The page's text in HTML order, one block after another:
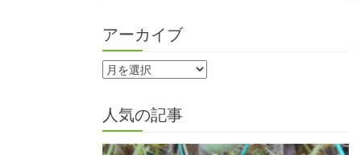
アーカイブ
人気の記事